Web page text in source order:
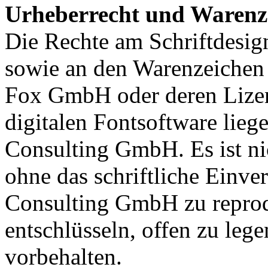
Urheberrecht und
Die Rechte am
sowie an den
Fox GmbH oder deren
digitalen Fontsoftware
Consulting GmbH. Es ist
ohne das schriftliche
Consulting GmbH zu
entschlüsseln, offen zu
vorbehalten.